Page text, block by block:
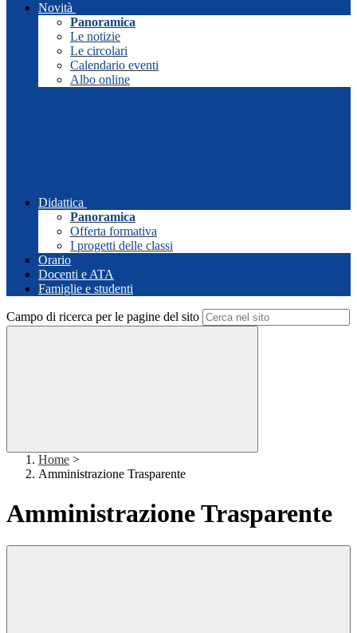
Novità
Panoramica
Le notizie
Le circolari
Calendario eventi
Albo online
Didattica
Panoramica
Offerta formativa
I progetti delle classi
Orario
Docenti e ATA
Famiglie e studenti
Campo di ricerca per le pagine del sito
Home >
Amministrazione Trasparente
Amministrazione Trasparente